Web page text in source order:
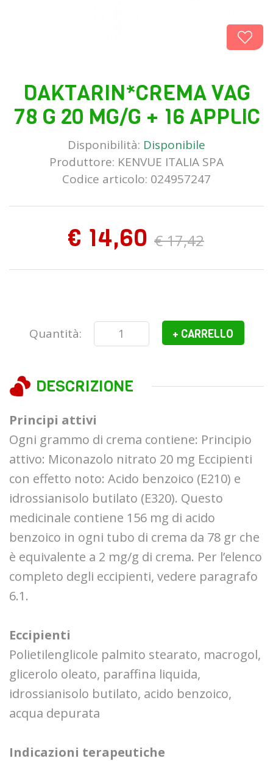
DAKTARIN*CREMA VAG
78 G 20 MG/G + 16 APPLIC
Disponibilità: Disponibile
Produttore: KENVUE ITALIA SPA
Codice articolo: 024957247
€ 14,60 € 17,42
Quantità: + CARRELLO
DESCRIZIONE
Principi attivi
Ogni grammo di crema contiene: Principio
attivo: Miconazolo nitrato 20 mg Eccipienti
con effetto noto: Acido benzoico (E210) e
idrossianisolo butilato (E320). Questo
medicinale contiene 156 mg di acido
benzoico in ogni tubo di crema da 78 gr che
è equivalente a 2 mg/g di crema. Per l’elenco
completo degli eccipienti, vedere paragrafo
6.1.
Eccipienti
Polietilenglicole palmito stearato, macrogol,
glicerolo oleato, paraffina liquida,
idrossianisolo butilato, acido benzoico,
acqua depurata
Indicazioni terapeutiche